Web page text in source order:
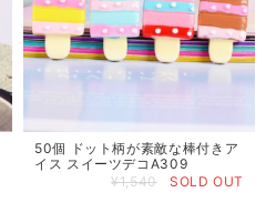
50個 ドット柄が素敵な棒付きア
イス スイーツデコA309
¥1,540
SOLD OUT